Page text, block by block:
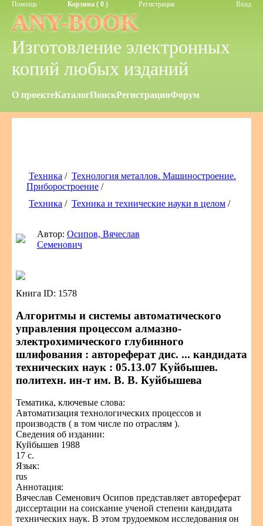
Помощь Корзина ( 0 ) Регистрация Вход
ANY-BOOK
Изготовление электронных
копий любых изданий
О проектеКаталогПоискРегистрацияФорум
Техника / Технология металлов. Машиностроение.
Приборостроение /
Техника / Техника и технические науки в целом /
Автор: Осипов, Вячеслав
Семенович
Книга ID: 1578
Алгоритмы и системы автоматического
управления процессом алмазно-
электрохимического глубинного
шлифования : автореферат дис. ... кандидата
технических наук : 05.13.07 Куйбышев.
политехн. ин-т им. В. В. Куйбышева
Тематика, ключевые слова:
Автоматизация технологических процессов и
производств ( в том числе по отраслям ).
Сведения об издании:
Куйбышев 1988
17 с.
Язык:
rus
Аннотация:
Вячеслав Семенович Осипов представляет автореферат
диссертации на соискание ученой степени кандидата
технических наук. В этом трудоемком исследования он